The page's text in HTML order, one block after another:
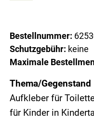
Bestellnummer:
Schutzgebühr: keine
Maximale
Thema/Gegenstand
Aufkleber für
für Kinder in